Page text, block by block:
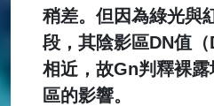
稍差。但因為綠光與
段，其陰影區DN值
相近，故Gn判釋裸
區的影響。